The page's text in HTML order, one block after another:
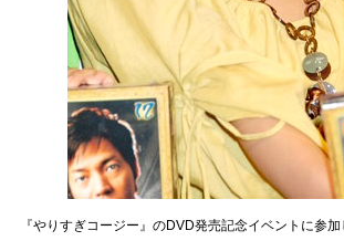
『やりすぎコージー』のDVD発売記念イベントに参